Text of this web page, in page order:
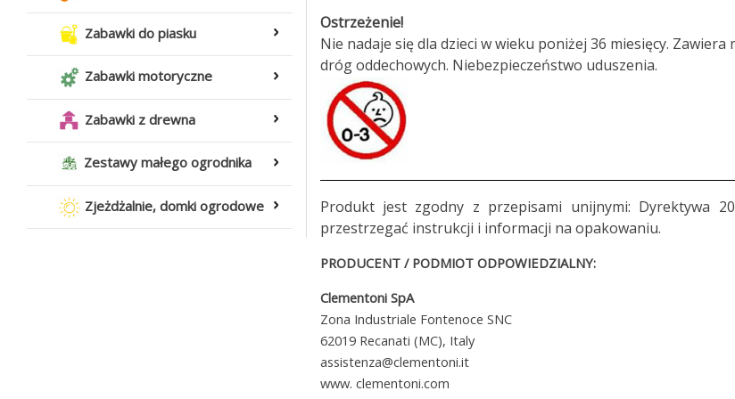
Zabawki do piasku
Zabawki motoryczne
Zabawki z drewna
Zestawy małego ogrodnika
Zjeżdżalnie, domki ogrodowe
Ostrzeżenie!
Nie nadaje się dla dzieci w wieku poniżej 36 miesięcy.
dróg oddechowych. Niebezpieczeństwo uduszenia.
Produkt jest zgodny z przepisami unijnymi: Dyrektywa
przestrzegać instrukcji i informacji na opakowaniu.
PRODUCENT / PODMIOT ODPOWIEDZIALNY:
Clementoni SpA
Zona Industriale Fontenoce SNC
62019 Recanati (MC), Italy
assistenza@clementoni.it
www. clementoni.com